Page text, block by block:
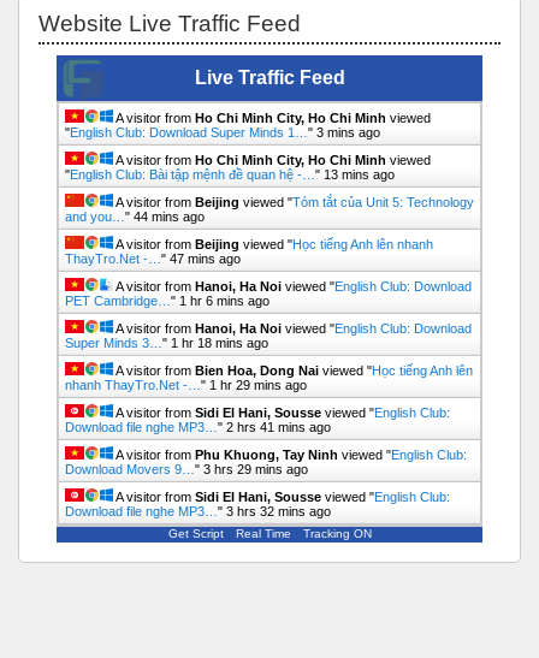
Website Live Traffic Feed
Live Traffic Feed
A visitor from Ho Chi Minh City, Ho Chi Minh viewed
"English Club: Download Super Minds 1… " 3 mins ago
A visitor from Ho Chi Minh City, Ho Chi Minh viewed
"English Club: Bài tập mệnh đề quan hệ -… " 13 mins ago
A visitor from Beijing viewed "Tóm tắt của Unit 5: Technology
and you… " 44 mins ago
A visitor from Beijing viewed "Học tiếng Anh lên nhanh
ThayTro.Net -… " 47 mins ago
A visitor from Hanoi, Ha Noi viewed "English Club: Download
PET Cambridge… " 1 hr 6 mins ago
A visitor from Hanoi, Ha Noi viewed "English Club: Download
Super Minds 3… " 1 hr 18 mins ago
A visitor from Bien Hoa, Dong Nai viewed "Học tiếng Anh lên
nhanh ThayTro.Net -… " 1 hr 29 mins ago
A visitor from Sidi El Hani, Sousse viewed "English Club:
Download file nghe MP3… " 2 hrs 41 mins ago
A visitor from Phu Khuong, Tay Ninh viewed "English Club:
Download Movers 9… " 3 hrs 29 mins ago
A visitor from Sidi El Hani, Sousse viewed "English Club:
Download file nghe MP3… " 3 hrs 32 mins ago
Get Script Real Time Tracking ON